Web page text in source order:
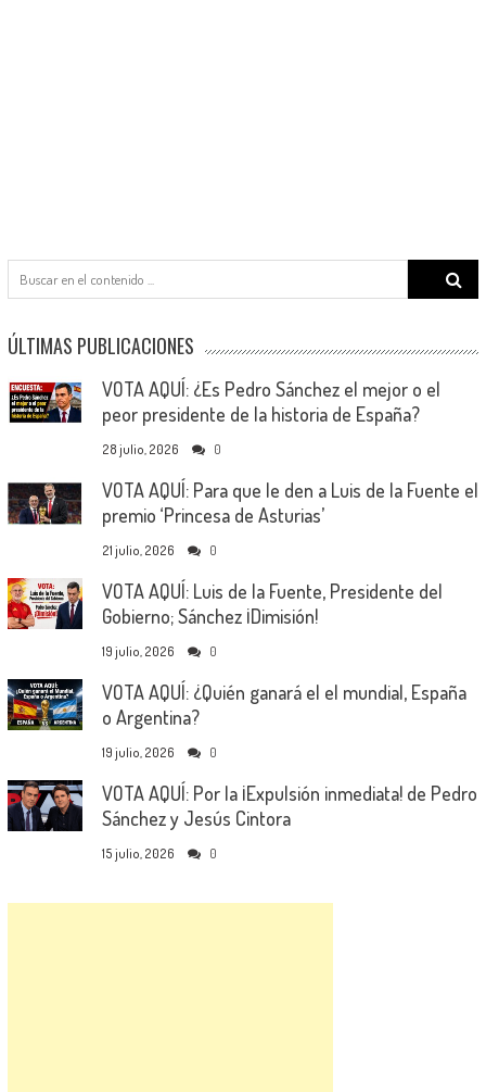
Search
for:
ÚLTIMAS PUBLICACIONES
VOTA AQUÍ: ¿Es Pedro Sánchez el mejor o el
peor presidente de la historia de España?
28 julio, 2026 0
VOTA AQUÍ: Para que le den a Luis de la Fuente el
premio ‘Princesa de Asturias’
21 julio, 2026 0
VOTA AQUÍ: Luis de la Fuente, Presidente del
Gobierno; Sánchez ¡Dimisión!
19 julio, 2026 0
VOTA AQUÍ: ¿Quién ganará el el mundial, España
o Argentina?
19 julio, 2026 0
VOTA AQUÍ: Por la ¡Expulsión inmediata! de Pedro
Sánchez y Jesús Cintora
15 julio, 2026 0